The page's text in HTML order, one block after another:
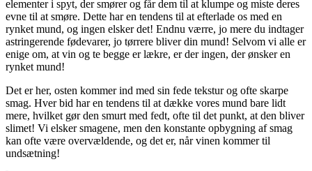
elementer i spyt, der smører og får dem til at klumpe og miste deres
evne til at smøre. Dette har en tendens til at efterlade os med en
rynket mund, og ingen elsker det! Endnu værre, jo mere du indtager
astringerende fødevarer, jo tørrere bliver din mund! Selvom vi alle er
enige om, at vin og te begge er lækre, er der ingen, der ønsker en
rynket mund!
Det er her, osten kommer ind med sin fede tekstur og ofte skarpe
smag. Hver bid har en tendens til at dække vores mund bare lidt
mere, hvilket gør den smurt med fedt, ofte til det punkt, at den bliver
slimet! Vi elsker smagene, men den konstante opbygning af smag
kan ofte være overvældende, og det er, når vinen kommer til
undsætning!